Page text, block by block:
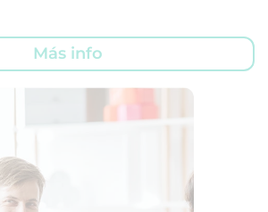
Más info